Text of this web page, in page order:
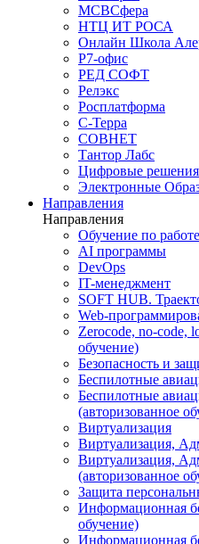
МСВСфера
НТЦ ИТ РОСА
Онлайн Школа
Р7-офис
РЕД СОФТ
Релэкс
Росплатформа
С-Терра
СОВНЕТ
Тантор Лабс
Цифровые решения
Электронные
Направления
Направления
Обучение по
AI программы
DevOps
IT-менеджмент
SOFT HUB.
Web-
Zerocode, no-code,
обучение)
Безопасность и
Беспилотные
Беспилотные
(авторизованное
Виртуализация
Виртуализация,
Виртуализация,
(авторизованное
Защита
Информационная
обучение)
Информационная